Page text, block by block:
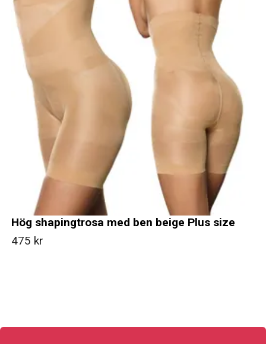
Hög shapingtrosa med ben beige Plus size
475 kr